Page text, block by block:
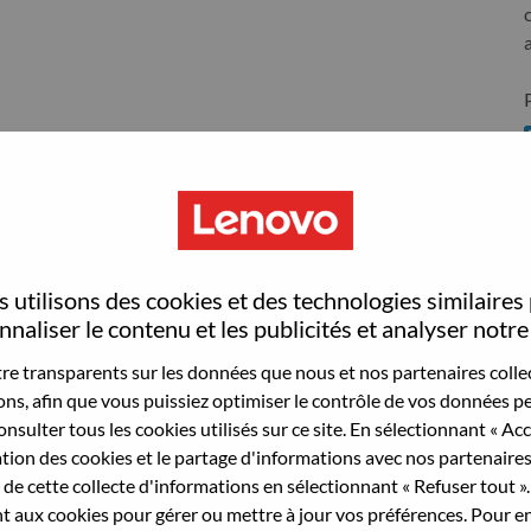
utilisons des cookies et des technologies similaires
le contenu et les publicités et analyser
transparents sur les données que nous et nos partenaires
afin que vous puissiez optimiser le contrôle de vos données
tous les cookies utilisés sur ce site. En sélectionnant «
des cookies et le partage d'informations avec nos
cette collecte d'informations en sélectionnant « Refuser tout
aux cookies pour gérer ou mettre à jour vos préférences. Pour
what we do. We WOW our customers.
powerhouse, ranked #153 in the Fortune Global
in 180 markets. Focused on a bold vision to deliver
its success as the world’s largest PC company with a full-
optimized devices (PCs, workstations, smartphones,
high performance computing and software defined
Lenovo’s continued investment in world-changing